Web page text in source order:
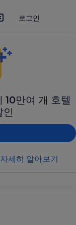
로그인
10만여 개 호텔
인
세히 알아보기